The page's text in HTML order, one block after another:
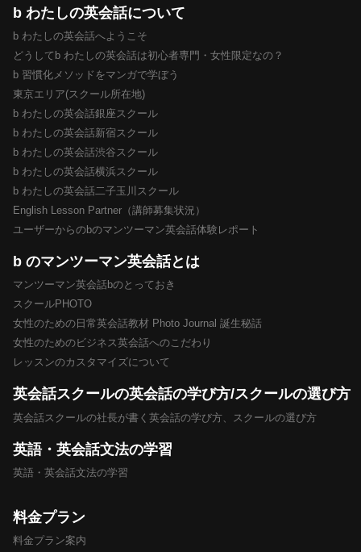
b わたしの英会話について
b わたしの英会話へようこそ
どうしてb わたしの英会話は初心者専門・女性限定なの？
b 習慣化メソッドをマンガで学ぼう
東京エリア(スクール所在地)
b わたしの英会話銀座スクール
b わたしの英会話新宿スクール
b わたしの英会話渋谷スクール
b わたしの英会話横浜スクール
b わたしの英会話二子玉川スクール
English Lesson Partner（講師募集状況）
ユーザーからのbのマンツーマン英会話体験レポート
b のマンツーマン英会話とは
マンツーマン英会話bのとっておき
スクールPHOTO
女性のための日常英会話教材 Photo Journal 誕生秘話
女性のためのビジネス英会話へのこだわり
レッスンのカスタマイズについて
英会話スクールの英会話の学び方/スクールの選び方
英会話スクールの社長が書く英会話の学び方、スクールの選び方
英語・英会話文法の学習
英語・英会話文法の学習
料金プラン
料金プラン案内